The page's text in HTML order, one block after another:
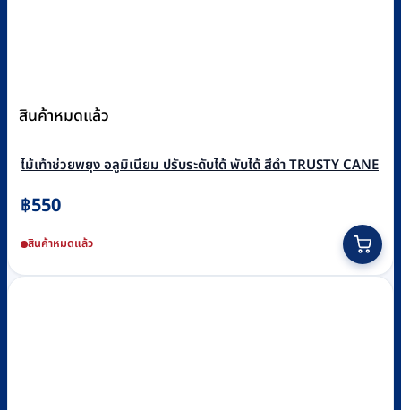
สินค้าหมดแล้ว
ไม้เท้าช่วยพยุง อลูมิเนียม ปรับระดับได้ พับได้ สีดำ TRUSTY CANE
฿550
สินค้าหมดแล้ว